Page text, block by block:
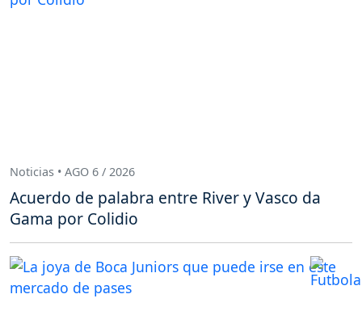
Noticias • AGO 6 / 2026
Acuerdo de palabra entre River y Vasco da
Gama por Colidio